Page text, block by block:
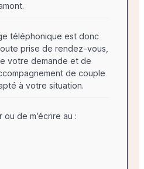
téléphonique est donc
prise de rendez-vous,
votre demande et de
de couple
à votre situation.
ou de m’écrire au :